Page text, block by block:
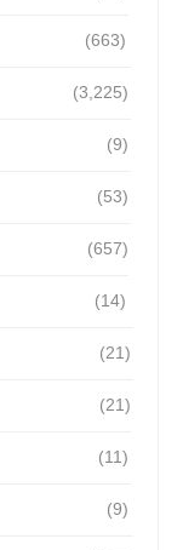
(663)
(3,225)
(9)
(53)
(657)
(14)
(21)
(21)
(11)
(9)